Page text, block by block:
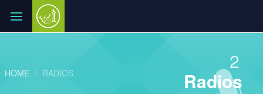
HOME RADIOS 2
Radios